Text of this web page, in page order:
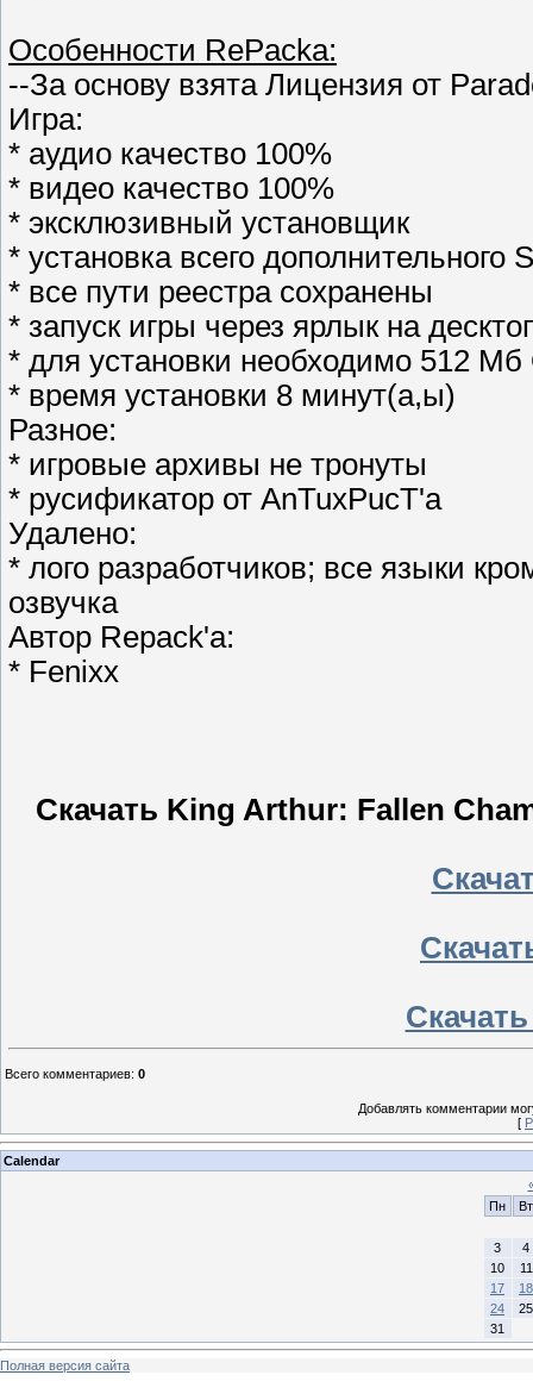
Особенности RePacka:
--За основу взята Лицензия от
Игра:
* аудио качество 100%
* видео качество 100%
* эксклюзивный установщик
* установка всего
* все пути реестра сохранены
* запуск игры через ярлык на
* для установки необходимо 512
* время установки 8 минут(а,ы)
Разное:
* игровые архивы не тронуты
* русификатор от AnTuxPucT'a
Удалено:
* лого разработчиков; все языки
озвучка
Автор Repack'a:
* Fenixx
Скачать King Arthur: Fallen
Всего комментариев: 0
Добавлять комментарии
[
Calendar
Пн
Вт
3
4
10
11
17
18
24
25
31
Полная версия сайта